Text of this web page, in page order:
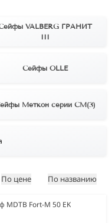
VALBERG ГРАНИТ
III
Сейфы OLLE
Меткон серии СМ(3)
По цене По названию
MDTB Fort-M 50 EK